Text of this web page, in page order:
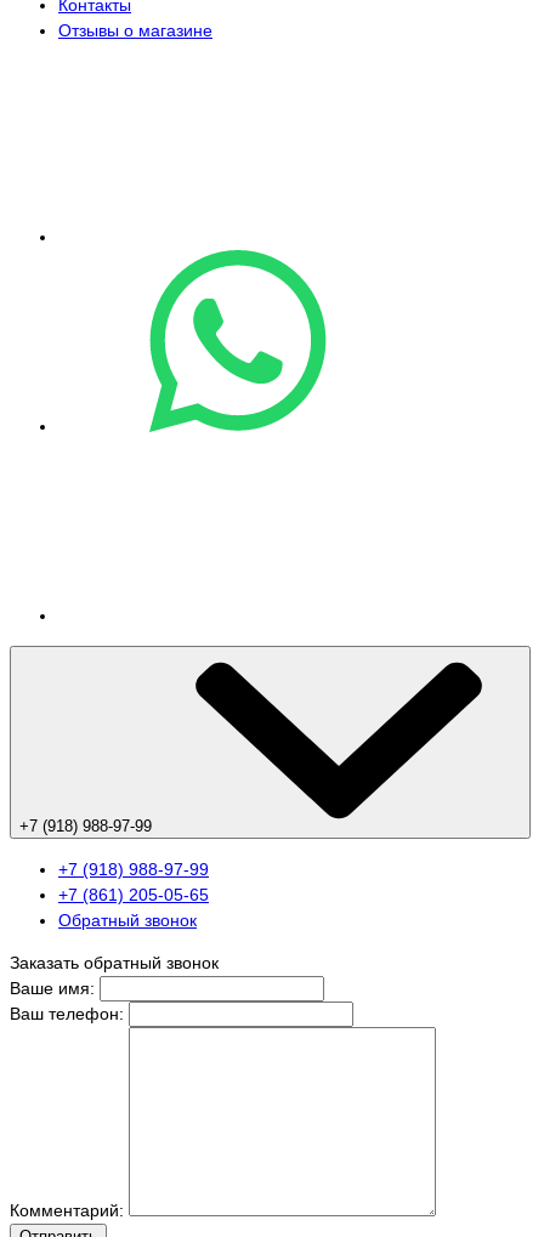
Контакты
Отзывы о магазине
+7 (918) 988-97-99
+7 (918) 988-97-99
+7 (861) 205-05-65
Обратный звонок
Заказать обратный звонок
Ваше имя:
Ваш телефон:
Комментарий: